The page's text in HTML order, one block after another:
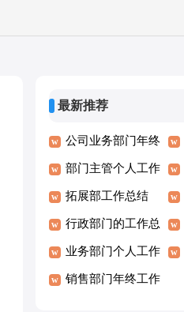
最新推荐
公司业务部门年终
总结
部门主管个人工作
总结
拓展部工作总结
行政部门的工作总
结
业务部门个人工作
总结
销售部门年终工作